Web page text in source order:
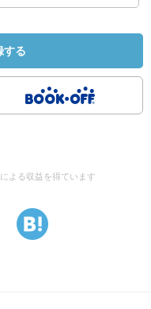
きたわけだが、あの頃
った。一般の人々を観
あると知り、見たまま
姿ではないかもしれな
るのは知っている。偏
いない。私自身の個性
うなる。私より快活
なら、同じ人を見ても
主張できるだけであ
を選んで作中人物に仕
代絵画の記憶から人物
する
よる収益を得ています